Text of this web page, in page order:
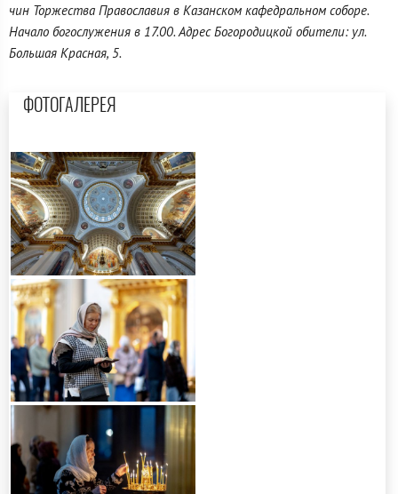
чин Торжества Православия в Казанском кафедральном соборе.
Начало богослужения в 17.00. Адрес Богородицкой обители: ул.
Большая Красная, 5.
ФОТОГАЛЕРЕЯ